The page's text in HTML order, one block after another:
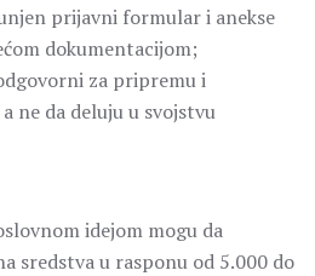
prijavni formular i anekse
dokumentacijom;
za pripremu i
ne da deluju u svojstvu
idejom mogu da
sredstva u rasponu od 5.000 do